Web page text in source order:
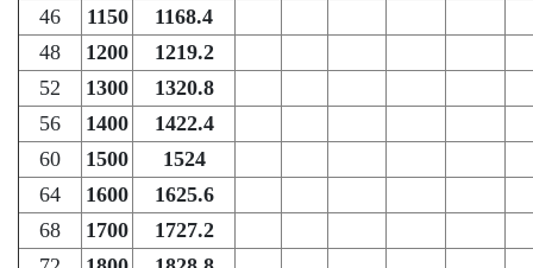
46
1150
1168.4
48
1200
1219.2
52
1300
1320.8
56
1400
1422.4
60
1500
1524
64
1600
1625.6
68
1700
1727.2